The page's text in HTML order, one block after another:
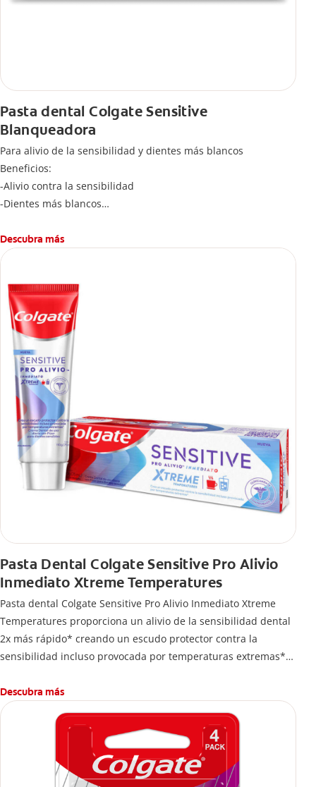
Pasta dental Colgate Sensitive
Blanqueadora
Para alivio de la sensibilidad y dientes más blancos
Beneficios:
-Alivio contra la sensibilidad
-Dientes más blancos
-Sabor refrescante
Descubra más
Pasta Dental Colgate Sensitive Pro Alivio
Inmediato Xtreme Temperatures
Pasta dental Colgate Sensitive Pro Alivio Inmediato Xtreme
Temperatures proporciona un alivio de la sensibilidad dental
2x más rápido* creando un escudo protector contra la
sensibilidad incluso provocada por temperaturas extremas**.
estudios clínicos publicados
**Con uso regularr
Descubra más